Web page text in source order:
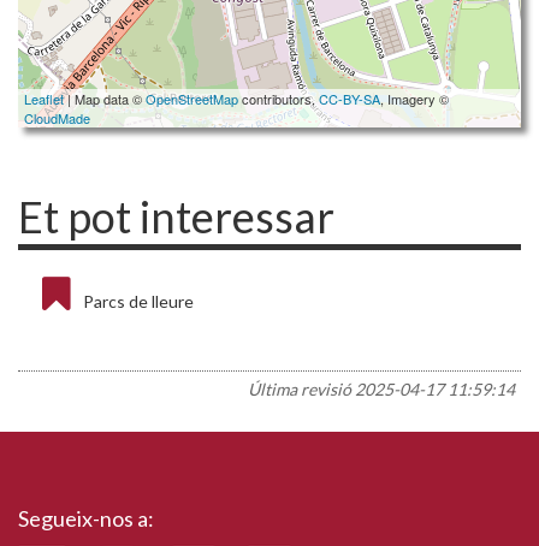
Leaflet| Map data ©OpenStreetMapcontributors,CC-BY-SA, Imagery ©
CloudMade
Et pot interessar
Parcs de lleure
Última revisió2025-04-17 11:59:14
Segueix-nos a: